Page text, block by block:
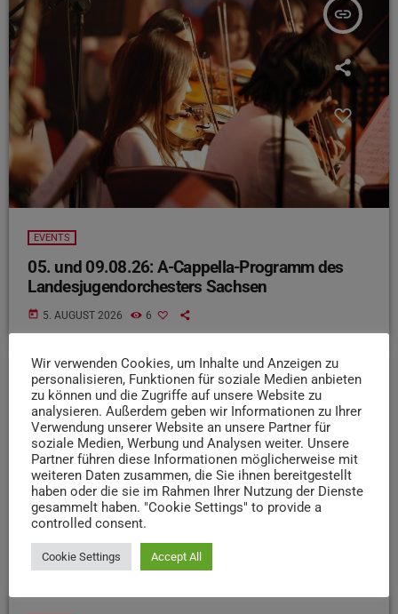
insert_link
EVENTS
05. und 09.08.26: A-Cappella-Programm des
Landesjugendorchesters Sachsen
today 5. AUGUST 2026 6
Wir verwenden Cookies, um Inhalte und Anzeigen zu
personalisieren, Funktionen für soziale Medien anbieten
zu können und die Zugriffe auf unsere Website zu
analysieren. Außerdem geben wir Informationen zu Ihrer
Verwendung unserer Website an unsere Partner für
soziale Medien, Werbung und Analysen weiter. Unsere
Partner führen diese Informationen möglicherweise mit
weiteren Daten zusammen, die Sie ihnen bereitgestellt
haben oder die sie im Rahmen Ihrer Nutzung der Dienste
gesammelt haben. "Cookie Settings" to provide a
controlled consent.
Cookie Settings Accept All